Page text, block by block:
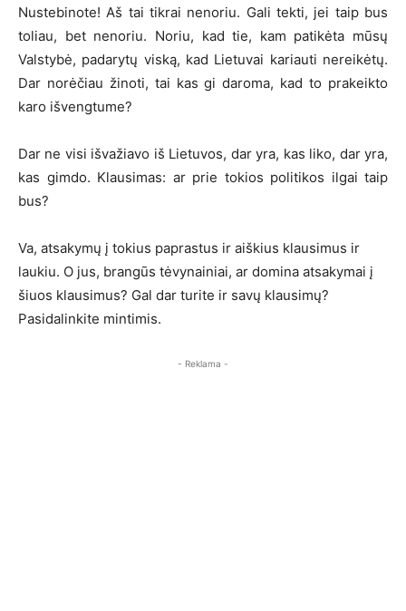
Nustebinote! Aš tai tikrai nenoriu. Gali tekti, jei taip bus
toliau, bet nenoriu. Noriu, kad tie, kam patikėta mūsų
Valstybė, padarytų viską, kad Lietuvai kariauti nereikėtų.
Dar norėčiau žinoti, tai kas gi daroma, kad to prakeikto
karo išvengtume?
Dar ne visi išvažiavo iš Lietuvos, dar yra, kas liko, dar yra,
kas gimdo. Klausimas: ar prie tokios politikos ilgai taip
bus?
Va, atsakymų į tokius paprastus ir aiškius klausimus ir
laukiu. O jus, brangūs tėvynainiai, ar domina atsakymai į
šiuos klausimus? Gal dar turite ir savų klausimų?
Pasidalinkite mintimis.
- Reklama -